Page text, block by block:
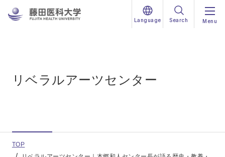
Language Search Menu
リベラルアーツセンター
TOP